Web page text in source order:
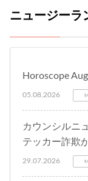
ニュージーラ
Horoscope
05.08.2026
カウンシルニ
テッカー詐欺
29.07.2026